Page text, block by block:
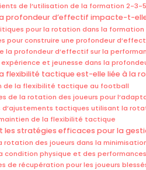
de l’utilisation de la formation 2-3-5
profondeur d’effectif impacte-t-
pour la rotation dans la
pour construire une profondeur
la profondeur d’effectif sur la
expérience et jeunesse dans la
flexibilité tactique est-elle liée à la
de la flexibilité tactique au football
de la rotation des joueurs pour
d’ajustements tactiques utilisant la
de la flexibilité tactique
les stratégies efficaces pour la
rotation des joueurs dans la
condition physique et des
de récupération pour les joueurs